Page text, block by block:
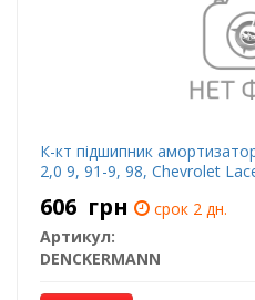
К-кт підшипник
2,0 9, 91-9, 98, Chevrolet
606 грн
срок 2 дн.
Артикул:
DENCKERMANN